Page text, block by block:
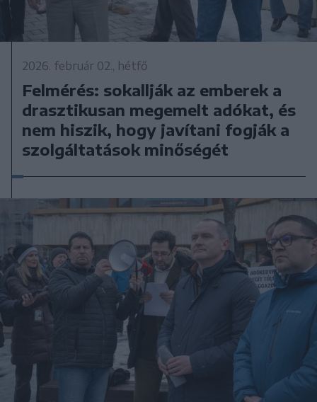
2026. február 02., hétfő
Felmérés: sokallják az emberek a
drasztikusan megemelt adókat, és
nem hiszik, hogy javítani fogják a
szolgáltatások minőségét